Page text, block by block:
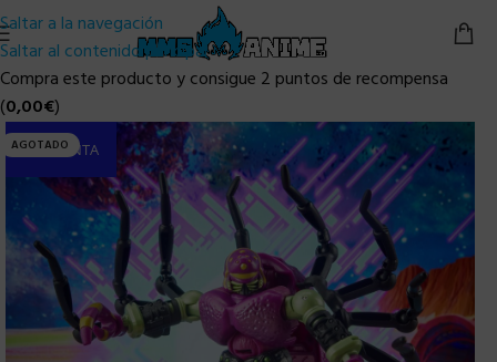
Saltar a la navegación
Saltar al contenido principal
Compra este producto y consigue 2 puntos de recompensa
(0,00€)
AGOTADO
PRE-VENTA